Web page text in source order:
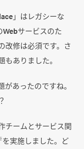
」はレガシーな
Webサービスのた
改修は必須です。さ
ありました。
あったのですね。
チームとサービス関
を実施しました。ど